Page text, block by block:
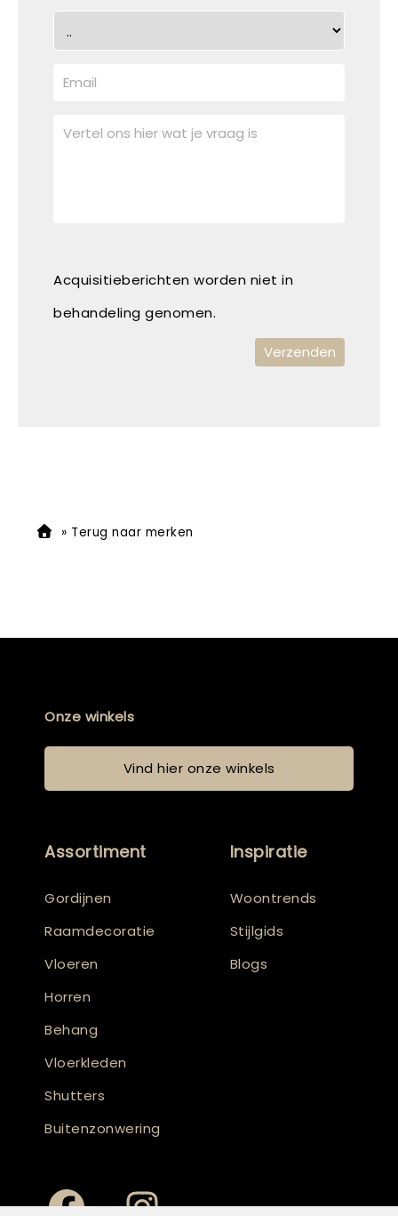
Acquisitieberichten worden niet in
behandeling genomen.
» Terug naar merken
Onze winkels
Vind hier onze winkels
Assortiment
Gordijnen
Raamdecoratie
Vloeren
Horren
Behang
Vloerkleden
Shutters
Buitenzonwering
Inspiratie
Woontrends
Stijlgids
Blogs